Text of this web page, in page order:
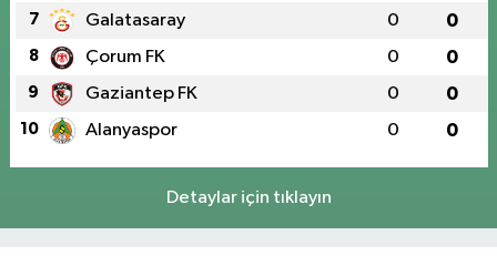
7 Galatasaray 0 0
8 Çorum FK 0 0
9 Gaziantep FK 0 0
10 Alanyaspor 0 0
Detaylar için tıklayın